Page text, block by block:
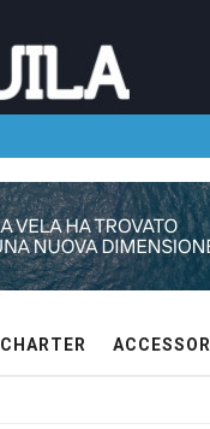
CHARTER ACCESSORI